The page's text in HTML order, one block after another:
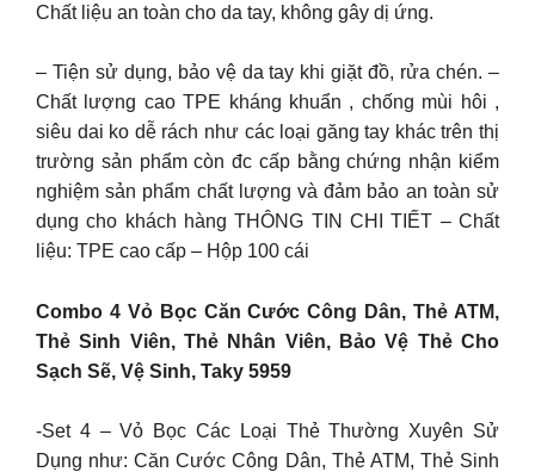
Chất liệu an toàn cho da tay, không gây dị ứng.
– Tiện sử dụng, bảo vệ da tay khi giặt đồ, rửa chén. –
Chất lượng cao TPE kháng khuẩn , chống mùi hôi ,
siêu dai ko dễ rách như các loại găng tay khác trên thị
trường sản phẩm còn đc cấp bằng chứng nhận kiểm
nghiệm sản phẩm chất lượng và đảm bảo an toàn sử
dụng cho khách hàng THÔNG TIN CHI TIẾT – Chất
liệu: TPE cao cấp – Hộp 100 cái
Combo 4 Vỏ Bọc Căn Cước Công Dân, Thẻ ATM,
Thẻ Sinh Viên, Thẻ Nhân Viên, Bảo Vệ Thẻ Cho
Sạch Sẽ, Vệ Sinh, Taky 5959
-Set 4 – Vỏ Bọc Các Loại Thẻ Thường Xuyên Sử
Dụng như: Căn Cước Công Dân, Thẻ ATM, Thẻ Sinh